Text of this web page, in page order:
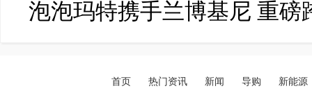
泡泡玛特携手兰博基尼 重磅
首页 热门资讯 新闻 导购 新能源